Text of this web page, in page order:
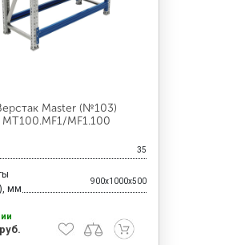
Master (№103)
MT100.MF1/MF1.100
35
мм
900x1000x500